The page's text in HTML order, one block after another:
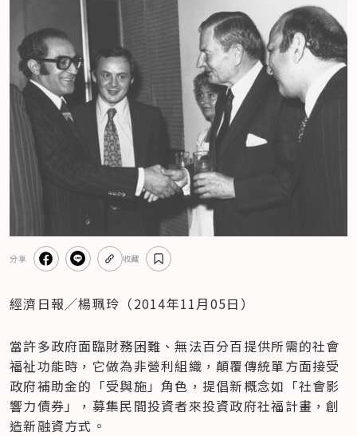
分享 收藏
經濟日報╱楊珮玲（2014年11月05日）
當許多政府面臨財務困難、無法百分百提供所需的社會
福祉功能時，它做為非營利組織，顛覆傳統單方面接受
政府補助金的「受與施」角色，提倡新概念如「社會影
響力債券」，募集民間投資者來投資政府社福計畫，創
造新融資方式。